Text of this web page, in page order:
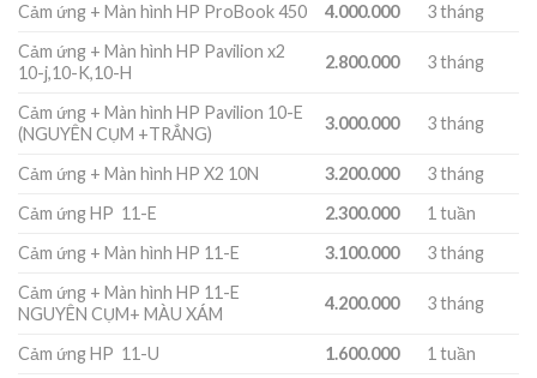
Cảm ứng + Màn hình HP ProBook 450
4.000.000
3 tháng
Cảm ứng + Màn hình HP Pavilion x2
10-j,10-K,10-H
2.800.000 3 tháng
Cảm ứng + Màn hình HP Pavilion 10-E
(NGUYÊN CỤM +TRẮNG)
3.000.000 3 tháng
Cảm ứng + Màn hình HP X2 10N 3.200.000
3 tháng
Cảm ứng HP 11-E
2.300.000
1 tuần
Cảm ứng + Màn hình HP 11-E
3.100.000
3 tháng
Cảm ứng + Màn hình HP 11-E
NGUYÊN CỤM+ MÀU XÁM
4.200.000 3 tháng
Cảm ứng HP 11-U 1.600.000
1 tuần